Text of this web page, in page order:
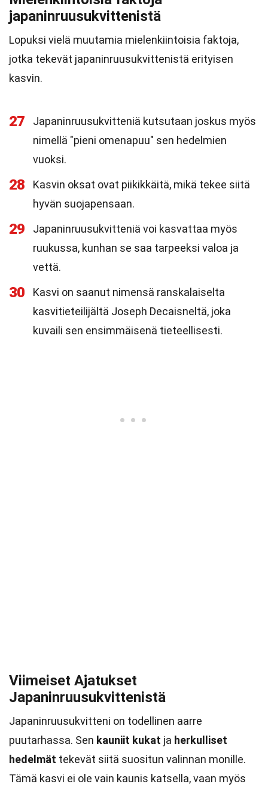
japaninruusukvittenistä
Lopuksi vielä muutamia mielenkiintoisia faktoja,
jotka tekevät japaninruusukvittenistä erityisen
kasvin.
27
Japaninruusukvitteniä kutsutaan joskus myös
nimellä "pieni omenapuu" sen hedelmien
vuoksi.
28
Kasvin oksat ovat piikikkäitä, mikä tekee siitä
hyvän suojapensaan.
29
Japaninruusukvitteniä voi kasvattaa myös
ruukussa, kunhan se saa tarpeeksi valoa ja
vettä.
30
Kasvi on saanut nimensä ranskalaiselta
kasvitieteilijältä Joseph Decaisneltä, joka
kuvaili sen ensimmäisenä tieteellisesti.
Viimeiset Ajatukset
Japaninruusukvittenistä
Japaninruusukvitteni on todellinen aarre
puutarhassa. Sen kauniit kukat ja herkulliset
hedelmät tekevät siitä suositun valinnan monille.
Tämä kasvi ei ole vain kaunis katsella, vaan myös